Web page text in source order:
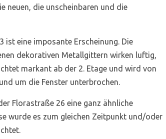
neuen, die unscheinbaren und die
ist eine imposante Erscheinung. Die
dekorativen Metallgittern wirken luftig,
markant ab der 2. Etage und wird von
um die Fenster unterbrochen.
Florastraße 26 eine ganz ähnliche
wurde es zum gleichen Zeitpunkt und/oder